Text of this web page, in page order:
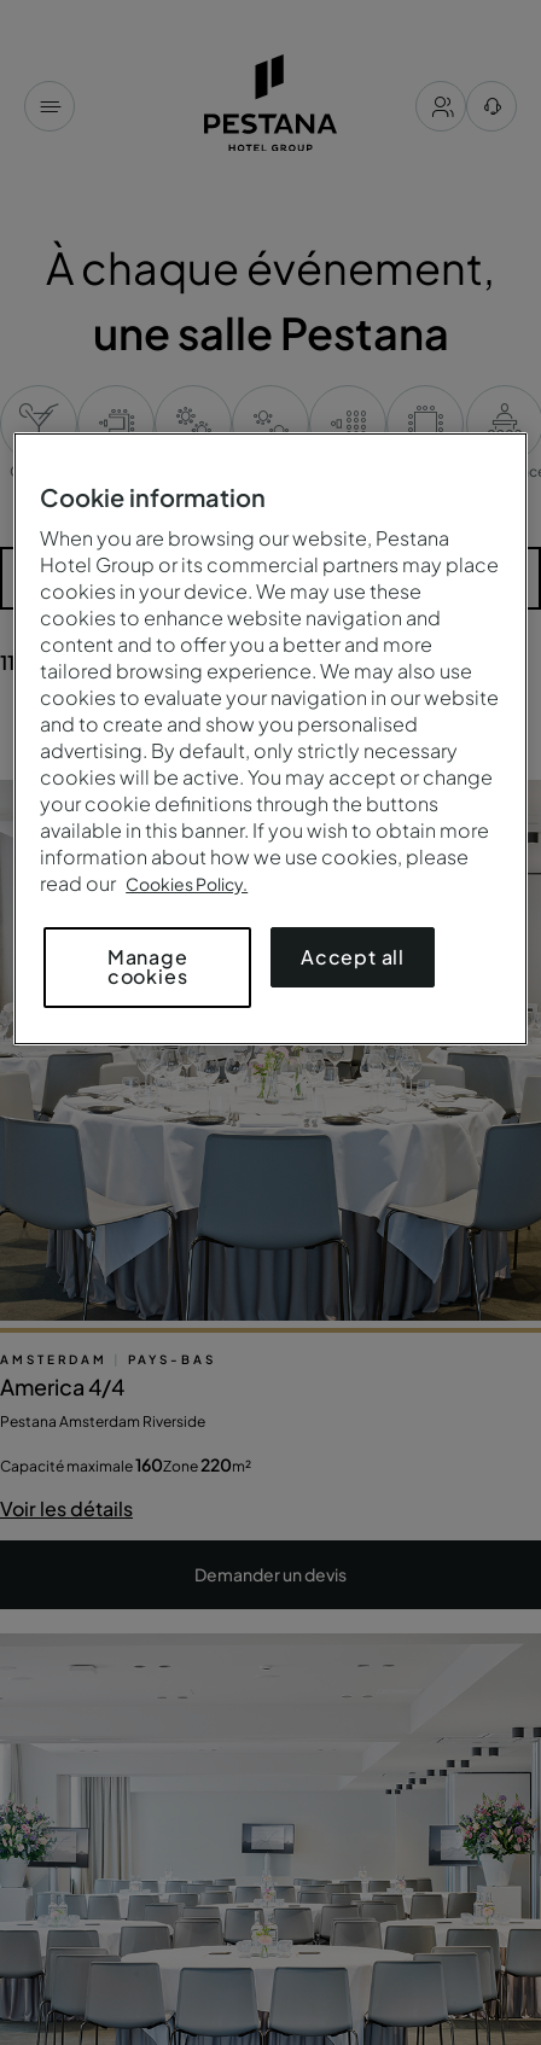
À chaque événement,
une salle Pestana
Cocktail
Plus de filtres
11 résultats pour vos recherches
Nettoyer tous les filtres
AMSTERDAM PAYS-BAS
America 4/4
Pestana Amsterdam Riverside
Capacité maximale160Zone 220m²
Voir les détails
Demander un devis
Cookie information
When you are browsing our website, Pestana
Hotel Group or its commercial partners may place
cookies in your device. We may use these
cookies to enhance website navigation and
content and to offer you a better and more
tailored browsing experience. We may also use
cookies to evaluate your navigation in our website
and to create and show you personalised
advertising. By default, only strictly necessary
cookies will be active. You may accept or change
your cookie definitions through the buttons
available in this banner. If you wish to obtain more
information about how we use cookies, please
read our Cookies Policy.
Manage
cookies
Accept all